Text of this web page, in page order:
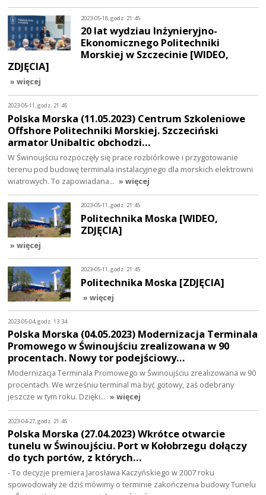
2023-05-18, godz. 21:45
20 lat wydziau Inżynieryjno-
Ekonomicznego Politechniki
Morskiej w Szczecinie [WIDEO,
ZDJĘCIA]
» więcej
2023-05-11, godz. 21:45
Polska Morska (11.05.2023) Centrum Szkoleniowe
Offshore Politechniki Morskiej. Szczeciński
armator Unibaltic obchodzi…
W Świnoujściu rozpoczęły się prace rozbiórkowe i przygotowanie
terenu pod budowę terminala instalacyjnego dla morskich elektrowni
wiatrowych. To zapowiadana… » więcej
2023-05-11, godz. 21:45
Politechnika Moska [WIDEO,
ZDJĘCIA]
» więcej
2023-05-11, godz. 21:45
Politechnika Moska [ZDJĘCIA]
» więcej
2023-05-04, godz. 13:34
Polska Morska (04.05.2023) Modernizacja Terminala
Promowego w Świnoujściu zrealizowana w 90
procentach. Nowy tor podejściowy…
Modernizacja Terminala Promowego w Świnoujściu zrealizowana w 90
procentach. We wrześniu terminal ma być gotowy, zaś odebrany
jeszcze w tym roku. Dzięki… » więcej
2023-04-27, godz. 21:45
Polska Morska (27.04.2023) Wkrótce otwarcie
tunelu w Świnoujściu. Port w Kołobrzegu dołączy
do tych portów, z których…
- To decyzje premiera Jarosława Kaczyńskiego w 2007 roku
spowodowały że dziś mówimy o terminie zakończenia budowy Tunelu